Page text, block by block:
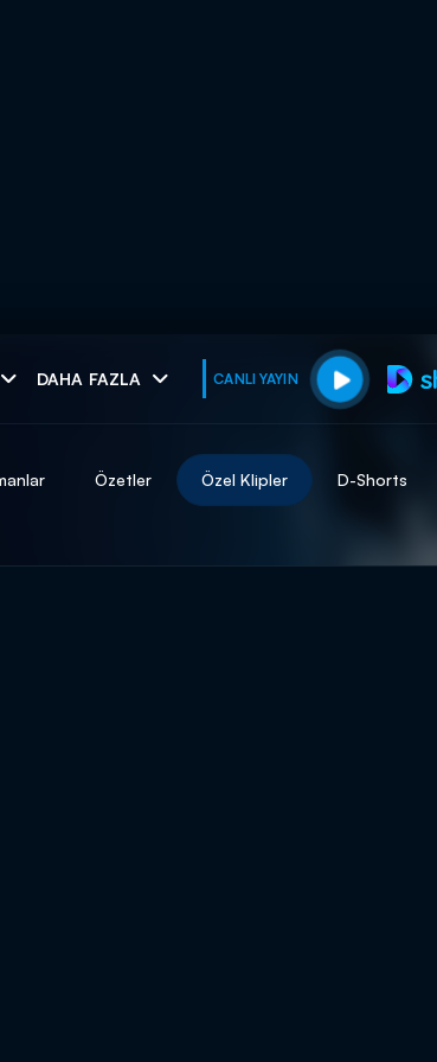
DAHA FAZLA CANLI YAYIN
muhteşem ikili
Özetler Özel Klipler D-Shorts